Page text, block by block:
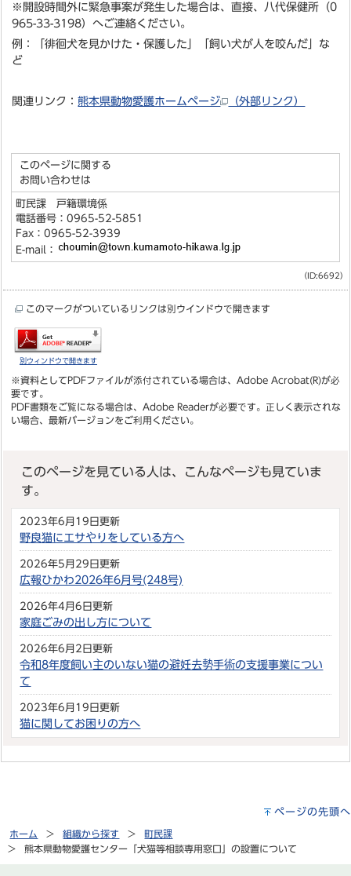
※開設時間外に緊急事案が発生した場合は、直接、八代保健所（0
965-33-3198）へご連絡ください。
例：「徘徊犬を見かけた・保護した」「飼い犬が人を咬んだ」な
ど
関連リンク：熊本県動物愛護ホームページ （外部リンク）
このページに関する
お問い合わせは
町民課 戸籍環境係
電話番号：0965-52-5851
Fax：0965-52-3939
E-mail：
（ID:6692）
このマークがついているリンクは別ウインドウで開きます
別ウィンドウで開きます
※資料としてPDFファイルが添付されている場合は、 Adobe Acrobat(R)が必
要です。
PDF書類をご覧になる場合は、 Adobe Readerが必要です。正しく表示されな
い場合、最新バージョンをご利用ください。
このページを見ている人は、こんなページも見ていま
す。
2023年6月19日更新
野良猫にエサやりをしている方へ
2026年5月29日更新
広報ひかわ2026年6月号(248号)
2026年4月6日更新
家庭ごみの出し方について
2026年6月2日更新
令和8年度飼い主のいない猫の避妊去勢手術の支援事業につい
て
2023年6月19日更新
猫に関してお困りの方へ
ページの先頭へ
ホーム 組織から探す
町民課
熊本県動物愛護センター「犬猫等相談専用窓口」の設置について